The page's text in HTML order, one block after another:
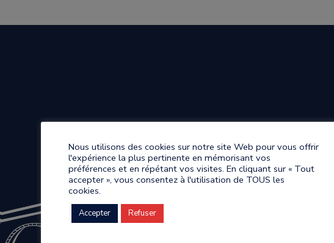
Nous utilisons des cookies sur notre site Web pour vous offrir
l'expérience la plus pertinente en mémorisant vos
préférences et en répétant vos visites. En cliquant sur « Tout
accepter », vous consentez à l'utilisation de TOUS les
cookies.
Accepter Refuser